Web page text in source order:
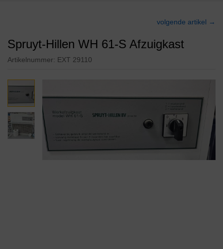
volgende artikel →
Spruyt-Hillen WH 61-S Afzuigkast
Artikelnummer: EXT 29110